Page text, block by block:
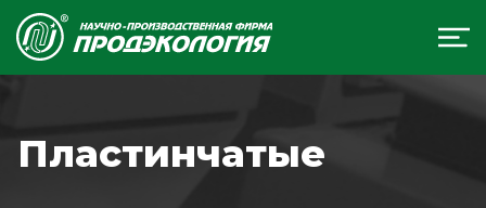
Пластинчатые